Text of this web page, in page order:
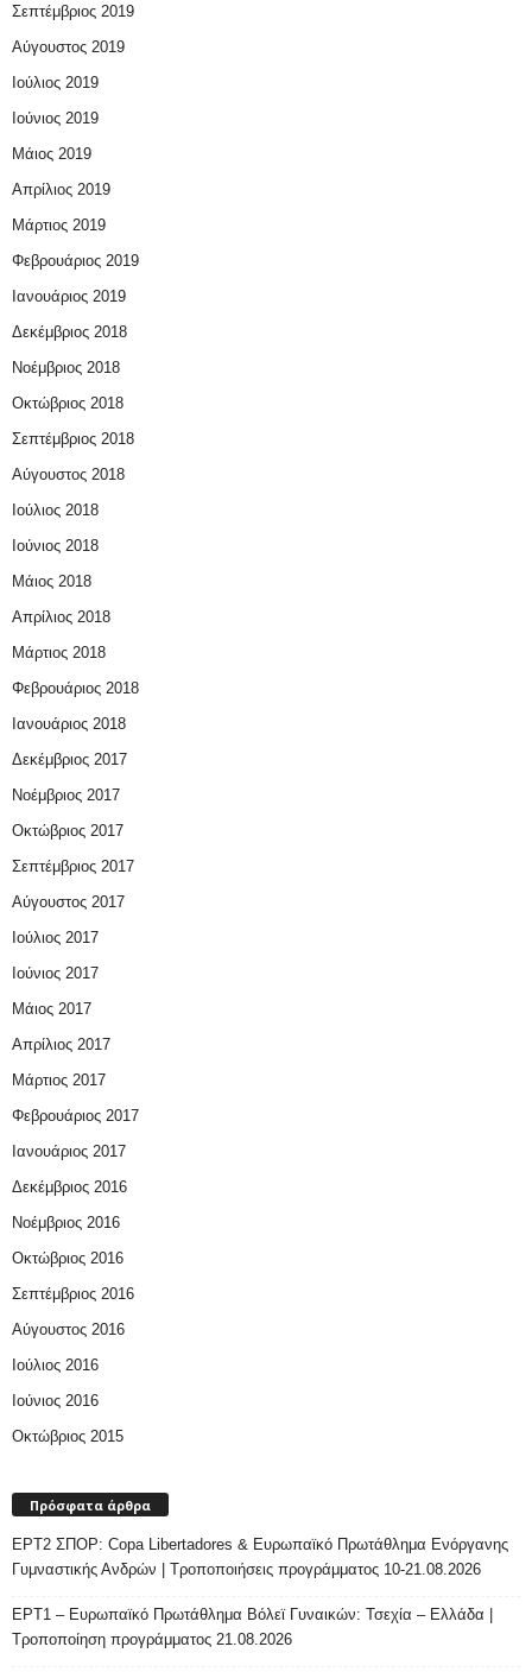
Σεπτέμβριος 2019
Αύγουστος 2019
Ιούλιος 2019
Ιούνιος 2019
Μάιος 2019
Απρίλιος 2019
Μάρτιος 2019
Φεβρουάριος 2019
Ιανουάριος 2019
Δεκέμβριος 2018
Νοέμβριος 2018
Οκτώβριος 2018
Σεπτέμβριος 2018
Αύγουστος 2018
Ιούλιος 2018
Ιούνιος 2018
Μάιος 2018
Απρίλιος 2018
Μάρτιος 2018
Φεβρουάριος 2018
Ιανουάριος 2018
Δεκέμβριος 2017
Νοέμβριος 2017
Οκτώβριος 2017
Σεπτέμβριος 2017
Αύγουστος 2017
Ιούλιος 2017
Ιούνιος 2017
Μάιος 2017
Απρίλιος 2017
Μάρτιος 2017
Φεβρουάριος 2017
Ιανουάριος 2017
Δεκέμβριος 2016
Νοέμβριος 2016
Οκτώβριος 2016
Σεπτέμβριος 2016
Αύγουστος 2016
Ιούλιος 2016
Ιούνιος 2016
Οκτώβριος 2015
Πρόσφατα άρθρα
ΕΡΤ2 ΣΠΟΡ: Copa Libertadores & Ευρωπαϊκό Πρωτάθλημα Ενόργανης
Γυμναστικής Ανδρών | Τροποποιήσεις προγράμματος 10-21.08.2026
ΕΡΤ1 – Ευρωπαϊκό Πρωτάθλημα Βόλεϊ Γυναικών: Τσεχία – Ελλάδα |
Τροποποίηση προγράμματος 21.08.2026